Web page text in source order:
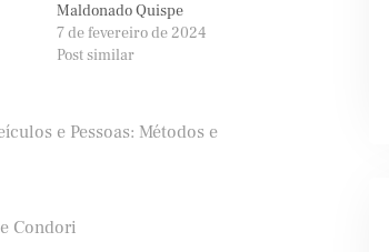
Maldonado Quispe
7 de fevereiro de 2024
Post similar
e Pessoas: Métodos e
Condori